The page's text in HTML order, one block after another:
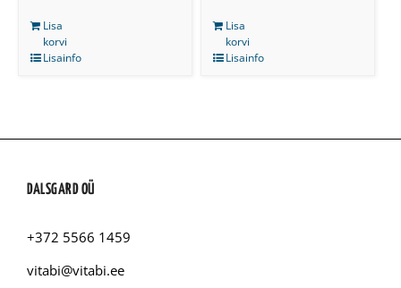
Lisa
korvi
Lisainfo
Lisa
korvi
Lisainfo
DALSGARD OÜ
+372 5566 1459
vitabi@vitabi.ee